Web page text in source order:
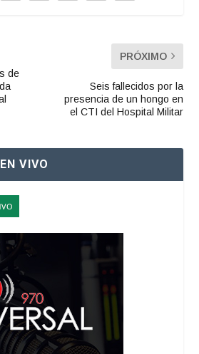
de
PRÓXIMO
Seis fallecidos por la
presencia de un hongo en
el CTI del Hospital Militar
VIVO